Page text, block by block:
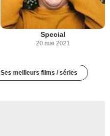
Special
20 mai 2021
Ses meilleurs films / séries